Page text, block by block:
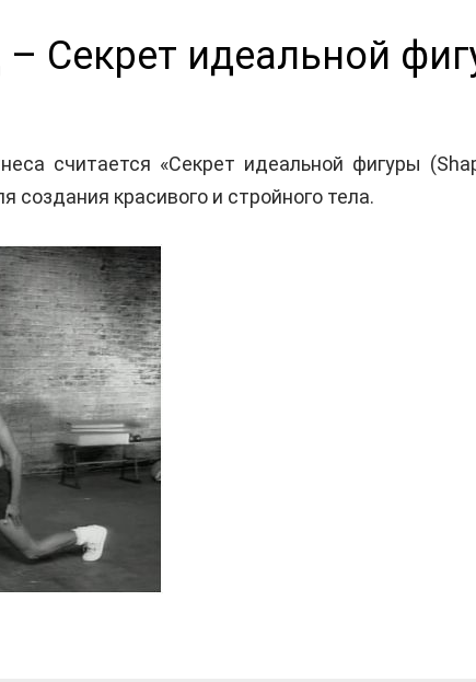
Секрет идеальной
считается «Секрет идеальной фигуры
создания красивого и стройного тела.